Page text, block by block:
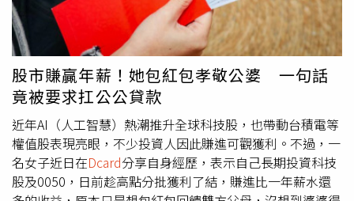
名受益人權益，賠償損失共達4.9億元，加計前述的全委補
償，總計9.44億元。直到6月23日蔡宏圖弟弟蔡鎮宇登門
「揮拳」，並以股東身分發聲追究督責，讓國泰宛如八點檔
霹靂劇情天天登上媒體，面對輿論與各界議論，相關單位、
人物上緊發條地開始公開面對。按過往慣例，國泰金控董事
長蔡宏圖於7月1日登場的「國泰永續金融暨氣候變遷高峰論
壇」發表演講，今年則未現身，當天則見金控總經理李長庚
率領旗下五大子公司總經理、發言人，一字排開集體向社會
大眾90度鞠躬致歉，並說明蔡宏圖對此事件的重要指示，係
為國泰金首度在媒體公開事件來龍去脈。從1月到7月，將近
股市賺贏年薪！她包紅包孝敬公婆 一句話
竟被要求扛公公貸款
近年AI（人工智慧）熱潮推升全球科技股，也帶動台積電等
權值股表現亮眼，不少投資人因此賺進可觀獲利。不過，一
名女子近日在Dcard分享自身經歷，表示自己長期投資科技
股及0050，日前趁高點分批獲利了結，賺進比一年薪水還